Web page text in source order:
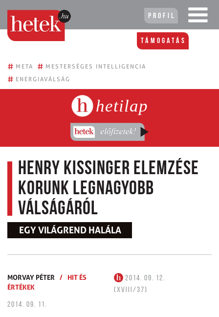
Profil
Támogatás
# META # MESTERSÉGES INTELLIGENCIA
# ENERGIAVÁLSÁG
hetilap
Henry Kissinger elemzése
korunk legnagyobb
válságáról
EGY VILÁGREND HALÁLA
MORVAY PÉTER /
HIT ÉS
ÉRTÉKEK
2014. 09. 12.
(XVIII/37)
2014. 09. 11.